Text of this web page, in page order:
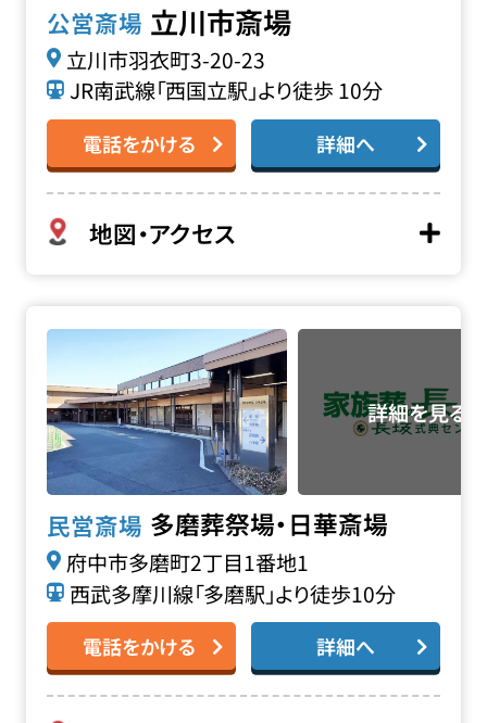
公営斎場 立川市斎場
立川市羽衣町3-20-23
JR南武線「西国立駅」より徒歩 10分
電話をかける 詳細へ
地図・アクセス
民営斎場 多磨葬祭場・日華斎場
府中市多磨町2丁目1番地1
西武多摩川線「多磨駅」より徒歩10分
電話をかける 詳細へ
多磨葬祭場・日華斎場の詳細へ